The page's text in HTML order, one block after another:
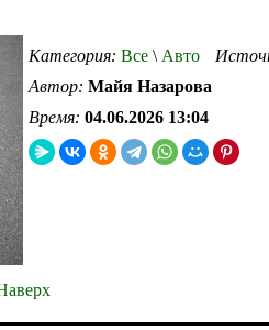
Категория: Все \ Авто
Автор: Майя Назарова
Время: 04.06.2026 13:04